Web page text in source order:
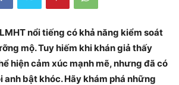
nổi tiếng có khả năng kiểm soát
mộ. Tuy hiếm khi khán giả thấy
hiện cảm xúc mạnh mẽ, nhưng đã có
anh bật khóc. Hãy khám phá những